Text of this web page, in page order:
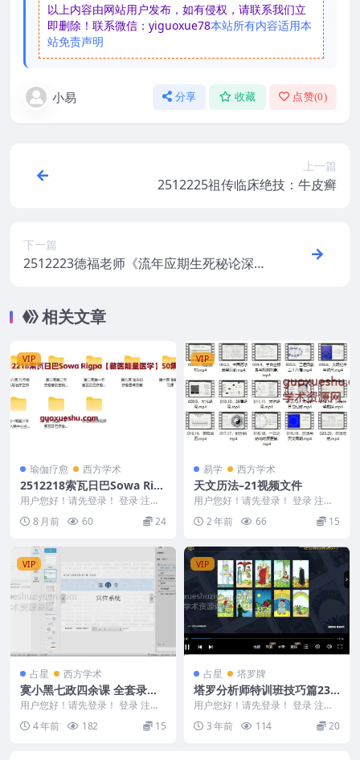
以上内容由网站用户发布，如有侵权，请联系我们立
即删除！联系微信：yiguoxue78本站所有内容适用本
站免责声明
小易 分享 收藏 点赞(0)
上一篇
2512225祖传临床绝技：牛皮癣
下一篇
2512223德福老师《流年应期生死秘论深度
相关文章
VIP
瑜伽疗愈 西方学术
2512218索瓦日巴Sowa Rig
pa【藏医能量医学】50集
用户您好！请先登录！ 登录 注册
索瓦日巴Sowa Rigpa【藏医能量
医学】5...
8 月前 60 24
VIP
易学 西方学术
天文历法–21视频文件
用户您好！请先登录！ 登录 注册
2 年前 66 15
VIP
占星 西方学术
寞小黑七政四余课 全套录音
和视频讲义
用户您好！请先登录！ 登录 注册
寞小黑七政四余课 寞小黑-七政四
余果老星宗初...
4 年前 182 15
VIP
占星 塔罗牌
塔罗分析师特训班技巧篇23
视频
用户您好！请先登录！ 登录 注册
塔罗分析师特训班技巧篇 231205-
1 | ...3 年前 114 20